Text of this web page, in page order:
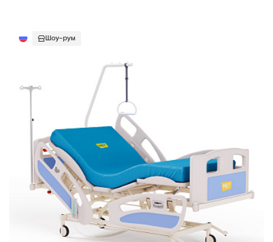
Шоу-рум